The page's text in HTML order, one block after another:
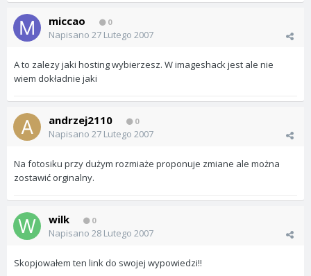
miccao 0
Napisano 27 Lutego 2007
A to zalezy jaki hosting wybierzesz. W imageshack jest ale nie
wiem dokładnie jaki
andrzej2110 0
Napisano 27 Lutego 2007
Na fotosiku przy dużym rozmiaże proponuje zmiane ale można
zostawić orginalny.
wilk 0
Napisano 28 Lutego 2007
Skopjowałem ten link do swojej wypowiedzi!!